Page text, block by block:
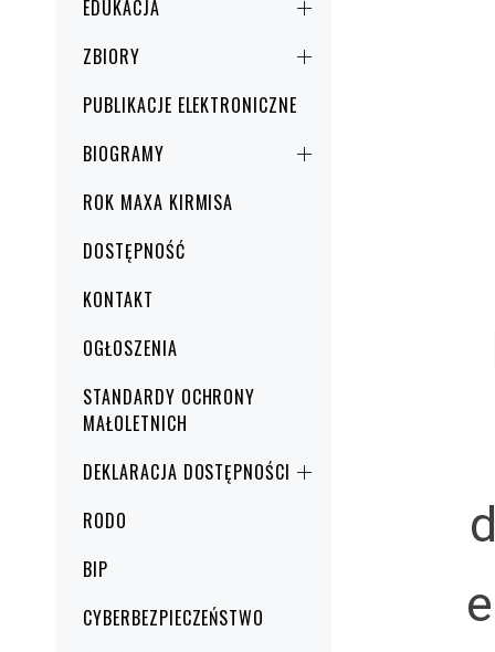
EDUKACJA
ZBIORY
PUBLIKACJE ELEKTRONICZNE
BIOGRAMY
ROK MAXA KIRMISA
DOSTĘPNOŚĆ
KONTAKT
OGŁOSZENIA
STANDARDY OCHRONY
MAŁOLETNICH
DEKLARACJA DOSTĘPNOŚCI
RODO
BIP
CYBERBEZPIECZEŃSTWO